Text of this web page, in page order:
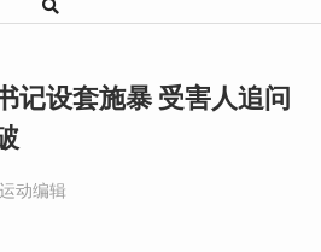
记设套施暴 受害人追问
动编辑